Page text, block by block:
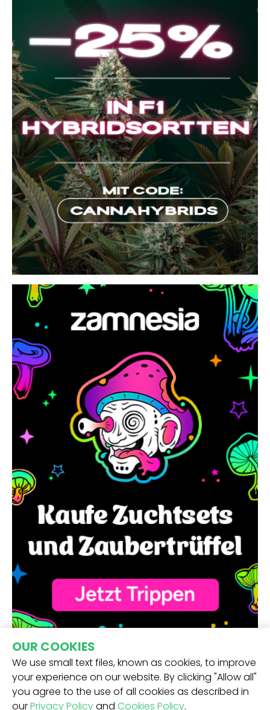
OUR COOKIES
We use small text files, known as cookies, to improve
your experience on our website. By clicking "Allow all"
you agree to the use of all cookies as described in
ourPrivacy Policyand Cookies Policy.